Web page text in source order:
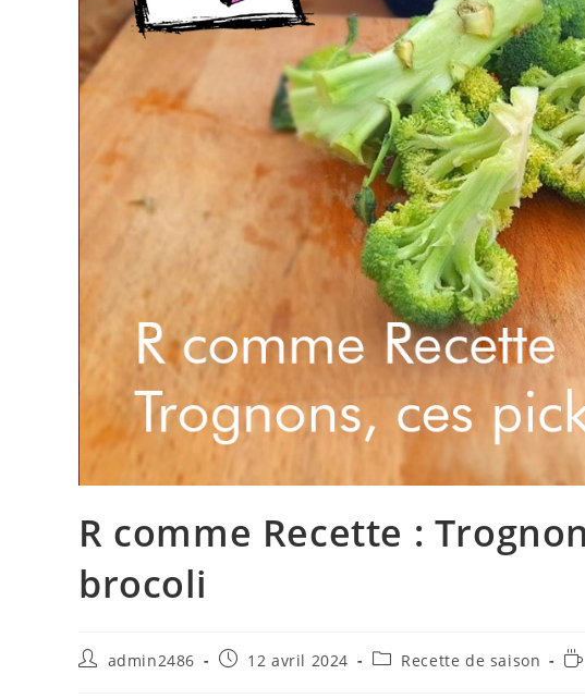
R comme Recette :
brocoli
Auteur/autrice
admin2486
Publication
12 avril 2024
PostRecette de saison